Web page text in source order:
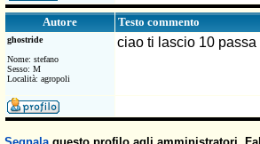
Autore Testo commento
ghostride
Nome: stefano
Sesso: M
Località: agropoli
ciao ti lascio 10